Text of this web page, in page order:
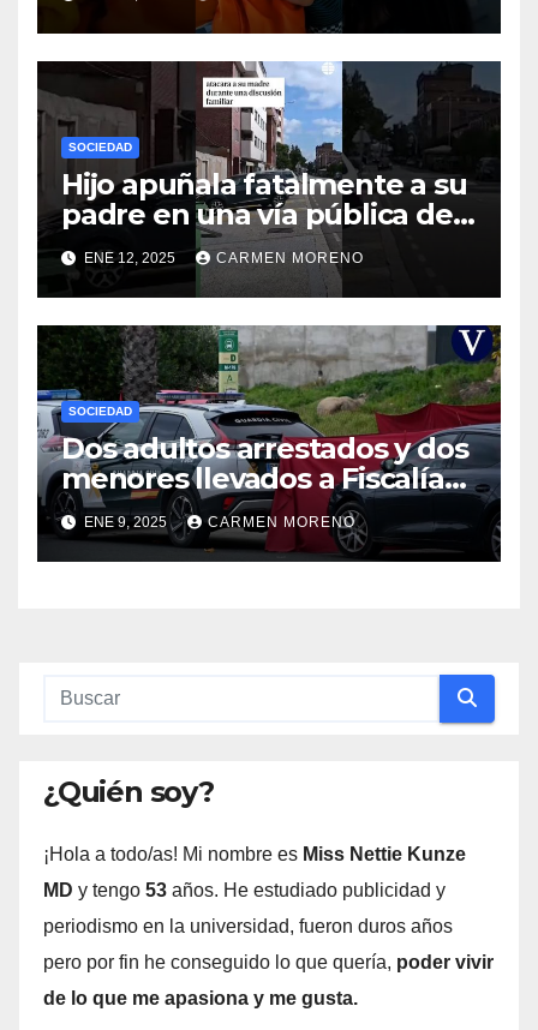
SOCIEDAD
Hijo apuñala fatalmente a su
padre en una vía pública de
Palencia
ENE 12, 2025 CARMEN MORENO
SOCIEDAD
Dos adultos arrestados y dos
menores llevados a Fiscalía
por el homicidio de un joven
en Gerena, Sevilla
ENE 9, 2025 CARMEN MORENO
¿Quién soy?
¡Hola a todo/as! Mi nombre es Miss Nettie Kunze
MD y tengo 53 años. He estudiado publicidad y
periodismo en la universidad, fueron duros años
pero por fin he conseguido lo que quería, poder vivir
de lo que me apasiona y me gusta.